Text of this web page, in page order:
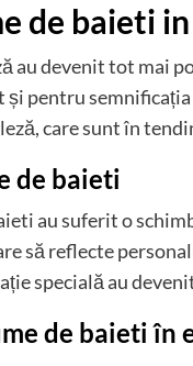
de baieti
au devenit tot mai
pentru
care sunt în
de baieti
au suferit o
să reflecte
specială au
de baieti în